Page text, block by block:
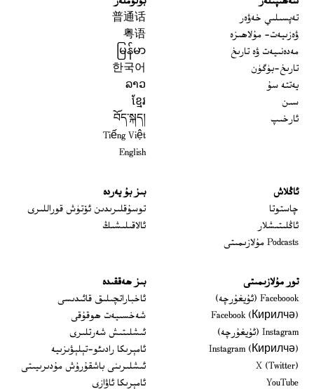
تەپسىلىي خەۋەر
ۋەزىيەت- مۇلاھىزە
مەدەنىيەت ۋە تارىخ
تارىخ-بۈگۈن
يەتتە سۇ
سىن
ئارخىپ
普通话
粤语
မြန်မာ
한국어
ລາວ
ខ្មែរ
བོད་སྐད།
Tiếng Việt
English
ئاڭلاش
چاستوتا
ئاڭلىتىشلار
Podcasts مۇلازىمىتى
بىز بۇ يەردە
توسۇقلىرىدىن ئۆتۈش قوراللىرى
ئالاقىلىشىڭ
تور مۇلازىمىتى
Faceboook (ئۇيغۇرچە)
Opens in new window
Facebook (Кирилчә)
Opens in new window
Instagram (ئۇيغۇرچە)
Opens in new window
Instagram (Кирилчә)
Opens in new window
X (Twitter)
YouTube
بىز ھەققىدە
ئاخباراتچىلىق قائىدىسى
شەخسىيەت ھوقۇقى
ئىشلىتىش شەرتلىرى
ئامېرىكا رادىئو-تېلېۋىزىيە
ئىشلىرىنى باشقۇرۇش مۇدىرىيىتى
ئامېرىكا ئاۋازى